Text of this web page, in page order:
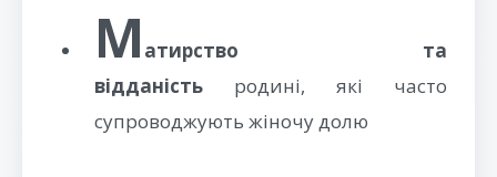
М атирство та
відданість родині, які часто
супроводжують жіночу долю